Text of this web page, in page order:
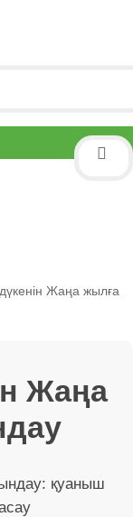
Жаңа жылға
Жаңа
қуаныш